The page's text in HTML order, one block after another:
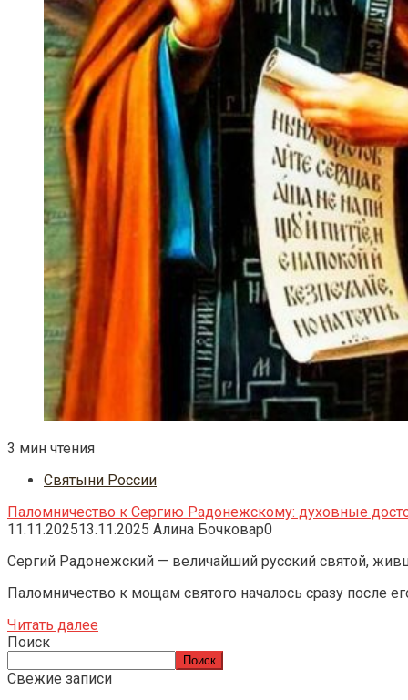
3 мин чтения
Святыни России
Паломничество к Сергию Радонежскому: духовные
11.11.202513.11.2025 Алина Бочковар0
Сергий Радонежский — величайший русский святой,
Паломничество к мощам святого началось сразу после
Читать далее
Поиск
Поиск
Свежие записи